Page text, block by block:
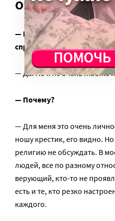
очень личное
— Раз уж упомянула
спросить тебя, ты
— Да. Но я не очень люблю
— Почему?
— Для меня это очень
ношу крестик, его видно.
религию не обсуждать. В
людей, все по разному
верующий, кто-то не
есть и те, кто резко
каждого.